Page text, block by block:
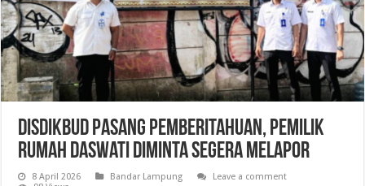
Disdikbud Pasang Pemberitahuan, Pemilik
Rumah Daswati Diminta Segera Melapor
8 April 2026 Bandar Lampung
Leave a comment